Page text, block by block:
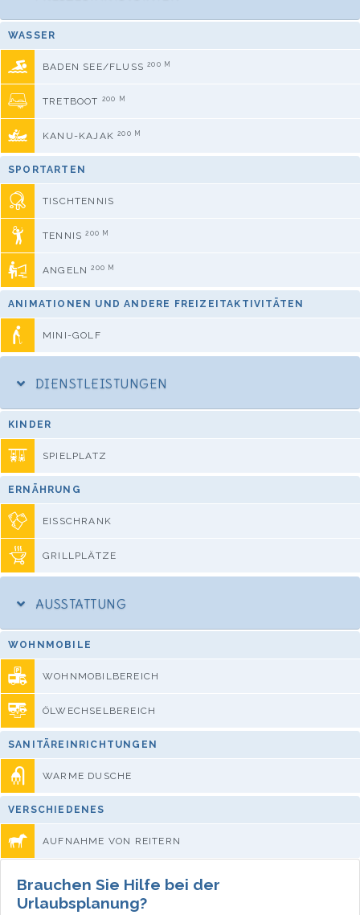
WASSER
BADEN SEE/FLUSS200 M
TRETBOOT 200 M
KANU-KAJAK200 M
SPORTARTEN
TISCHTENNIS
TENNIS200 M
ANGELN200 M
ANIMATIONEN UND ANDERE FREIZEITAKTIVITÄTEN
MINI-GOLF
DIENSTLEISTUNGEN
KINDER
SPIELPLATZ
ERNÄHRUNG
EISSCHRANK
GRILLPLÄTZE
AUSSTATTUNG
WOHNMOBILE
WOHNMOBILBEREICH
ÖLWECHSELBEREICH
SANITÄREINRICHTUNGEN
WARME DUSCHE
VERSCHIEDENES
AUFNAHME VON REITERN
Brauchen Sie Hilfe bei der
Urlaubsplanung?